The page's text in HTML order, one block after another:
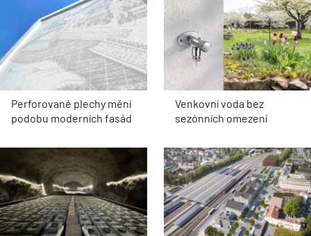
Perforované plechy mění
podobu moderních fasád
Venkovní voda bez
sezónních omezení